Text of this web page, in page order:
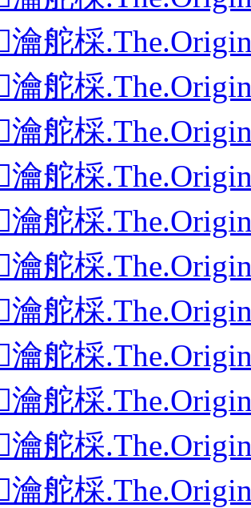
舵棌
舵棌
舵棌
舵棌
舵棌
舵棌
舵棌
舵棌
舵棌
舵棌
舵棌